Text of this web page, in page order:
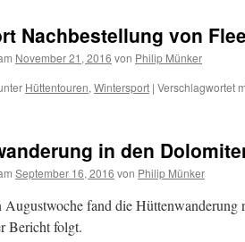
Nachbestellung von
November 21, 2016 von Philip Münker
Hüttentouren, Wintersport | Verschlagwortet
in den
September 16, 2016 von Philip Münker
Augustwoche fand die
Bericht folgt.